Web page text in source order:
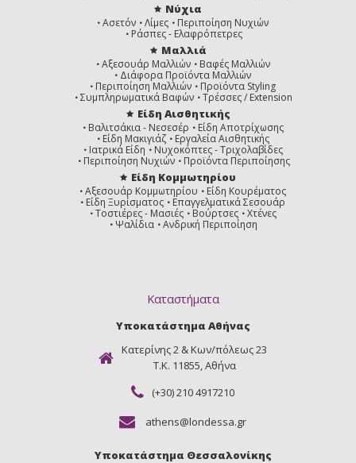
Νύχια
Ασετόν Λίμες
Περιποίηση Νυχιών
Ράσπες - Ελαφρόπετρες
Μαλλιά
Αξεσουάρ Μαλλιών
Βαφές Μαλλιών
Διάφορα Προϊόντα Μαλλιών
Περιποίηση Μαλλιών
Προϊόντα Styling
Συμπληρωματικά Βαφών
Τρέσσες / Extension
Είδη Αισθητικής
Βαλιτσάκια - Νεσεσέρ
Είδη Αποτρίχωσης
Είδη Μακιγιάζ
Εργαλεία Αισθητικής
Ιατρικά Είδη
Νυχοκόπτες - Τριχολαβίδες
Περιποίηση Νυχιών
Προϊόντα Περιποίησης
Είδη Κομμωτηρίου
Αξεσουάρ Κομμωτηρίου
Είδη Κουρέματος
Είδη Ξυρίσματος
Επαγγελματικά Σεσουάρ
Τοστιέρες - Μασιές
Βούρτσες
Χτένες
Ψαλίδια
Ανδρική Περιποίηση
Καταστήματα
Υποκατάστημα Αθήνας
Κατερίνης 2 & Κων/πόλεως 23
Τ.Κ. 11855, Αθήνα
(+30) 210 4917210
athens@londessa.gr
Υποκατάστημα Θεσσαλονίκης